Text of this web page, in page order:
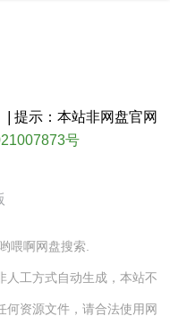
提示：本站非网盘官网
号
喂啊网盘搜索.
人工方式自动生成，本站不
何资源文件，请合法使用网